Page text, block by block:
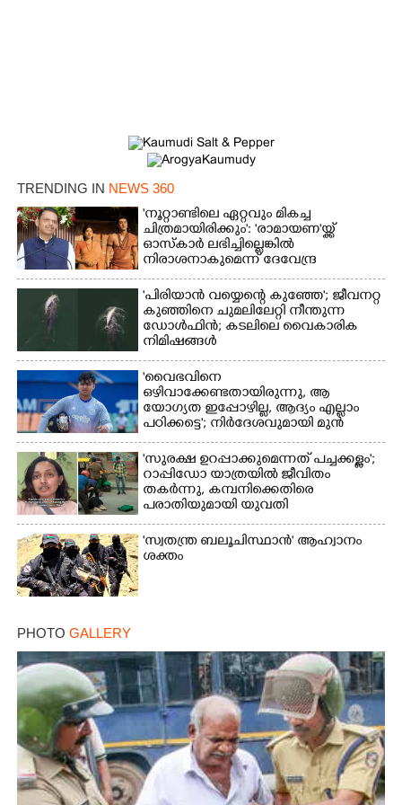
TRENDING IN NEWS 360
'നൂറ്റാണ്ടിലെ ഏറ്റവും മികച്ച
ചിത്രമായിരിക്കും': 'രാമായണ'യ്ക്ക്
ഓസ്കാ‌ർ ലഭിച്ചില്ലെങ്കിൽ
നിരാശനാകുമെന്ന് ദേവേന്ദ്ര
ഫഡ്നാവിസ്
'പിരിയാൻ വയ്യെന്റെ കുഞ്ഞേ'; ജീവനറ്റ
കുഞ്ഞിനെ ചുമലിലേറ്റി നീന്തുന്ന
ഡോൾഫിൻ; കടലിലെ വൈകാരിക
നിമിഷങ്ങൾ
'വൈഭവിനെ
ഒഴിവാക്കേണ്ടതായിരുന്നു,​ ആ
യോഗ്യത ഇപ്പോഴില്ല, ആദ്യം എല്ലാം
പഠിക്കട്ടെ'; നിർദേശവുമായി മുൻ
ക്രിക്കറ്റ് താരം
'സുരക്ഷ ഉറപ്പാക്കുമെന്നത് പച്ചക്കള്ളം';
റാപ്പിഡോ യാത്രയിൽ ജീവിതം
തകർന്നു, കമ്പനിക്കെതിരെ
പരാതിയുമായി യുവതി
'സ്വതന്ത്ര ബലൂചിസ്ഥാൻ' ആഹ്വാനം
ശക്തം
PHOTO GALLERY